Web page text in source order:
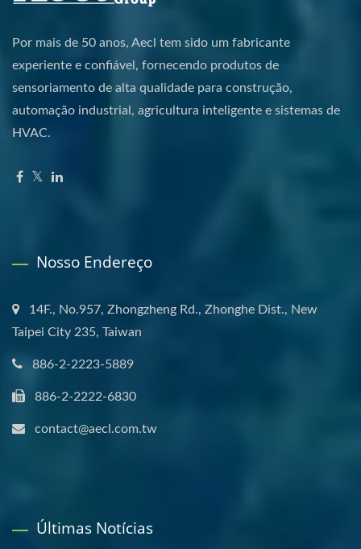
Por mais de 50 anos, Aecl tem sido um fabricante
experiente e confiável, fornecendo produtos de
sensoriamento de alta qualidade para construção,
automação industrial, agricultura inteligente e sistemas de
HVAC.
Nosso Endereço
14F., No.957, Zhongzheng Rd., Zhonghe Dist., New
Taipei City 235, Taiwan
886-2-2223-5889
886-2-2222-6830
contact@aecl.com.tw
Últimas Notícias